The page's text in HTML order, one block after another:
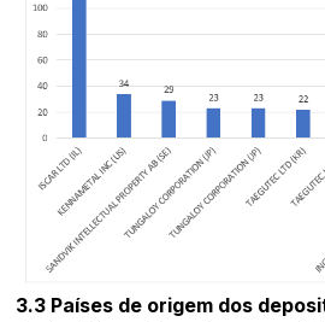
3.3 Países de origem dos